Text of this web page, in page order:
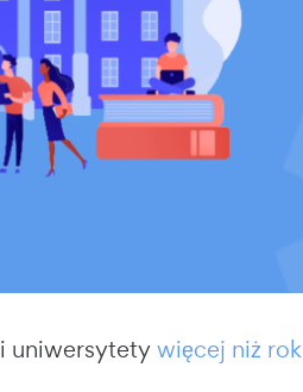
uniwersytetywięcej niż rok